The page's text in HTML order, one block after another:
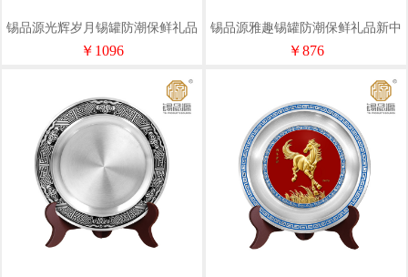
锡品源光辉岁月锡罐防潮保鲜礼品
荣休纯锡茶叶罐可定制储茶罐文创
￥1096
锡品源雅趣锡罐防潮保鲜礼品新中
式纯锡茶叶罐可定制储茶罐文创
￥876